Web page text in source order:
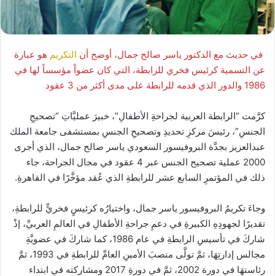
في حديث مع الدكتور ياسر صالح جمال، أوضح أن التكريم هو عبارة
عن التسمية كرئيس فخري للرابطة، التي كان عضواً مؤسساً لها في
1986 والدور الذي قدمه للرابطة على مدى أكثر من 3 عقود
كرَّمت “الرابطة العربية لجراحةِ الأطفالِ”، خبيرَ عمليَّاتِ “تصحيحِ
الجنسِ”، رئيسَ مركزِ تحديدِ وتصحيحِ الجنسِ بمستشفى جامعة الملك
عبدالعزيز بجدَّة البروفيسور السعودي ياسر صالح جمال، الذي أجرى
2000 عملية تصحيح الجنس عبر 4 عقود في مجال الجراحة، جاء
ذلك في المؤتمرِ السابع عشر للرابطةِ الذي عُقد مؤخَّرًا في القاهرةِ.
وجاءَ تكريمُ البروفيسور ياسر جمال، واختيارُه كرئيسٍ فخريٍّ للرابطةِ،
تقديرًا لجهودِهِ الكبيرةِ في دعمِ جراحةِ الأطفالِ في العالمِ العربيِّ، إذْ
شاركَ في تأسيسِ الرابطةِ في عام 1986، كما شاركَ في عضويَّةِ
مجالس إدارتِهَا، ثمَّ تولَّى منصبَ الأمينِ العامِّ للرابطةِ في 1993، ثمَّ
رئاستهَا في دورة 2002، ثمَّ في دورةِ 2017 ومشاركته في ابتداء